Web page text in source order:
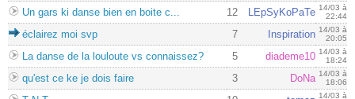
Un gars ki danse bien en boite c... 12 LEpSyKoPaTe 14/03 à
22:44
éclairez moi svp 7 Inspiration 14/03 à
20:05
La danse de la louloute vs connaissez? 5 diademe10 14/03 à
18:24
qu'est ce ke je dois faire 3 DoNa 14/03 à
18:06
14/03 à